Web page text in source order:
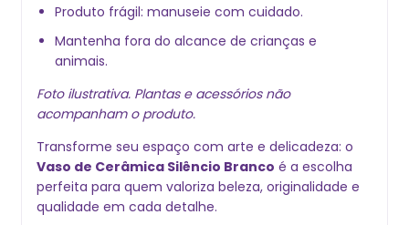
Produto frágil: manuseie com cuidado.
Mantenha fora do alcance de crianças e
animais.
Foto ilustrativa. Plantas e acessórios não
acompanham o produto.
Transforme seu espaço com arte e delicadeza: o
Vaso de Cerâmica Silêncio Branco é a escolha
perfeita para quem valoriza beleza, originalidade e
qualidade em cada detalhe.